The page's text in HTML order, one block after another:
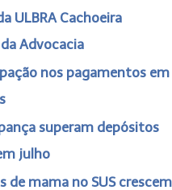
ULBRA Cachoeira
Advocacia
nos pagamentos em
superam depósitos
julho
de mama no SUS crescem